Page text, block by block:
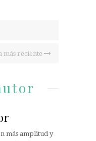
más reciente
más amplitud y